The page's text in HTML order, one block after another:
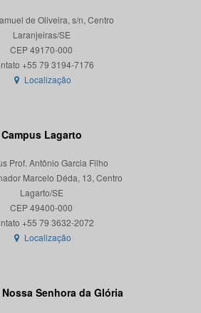
de Oliveira, s/n, Centro
Laranjeiras/SE
CEP 49170-000
Localização
Campus Lagarto
Prof. Antônio Garcia Filho
Marcelo Déda, 13, Centro
Lagarto/SE
CEP 49400-000
Localização
Senhora da Glória